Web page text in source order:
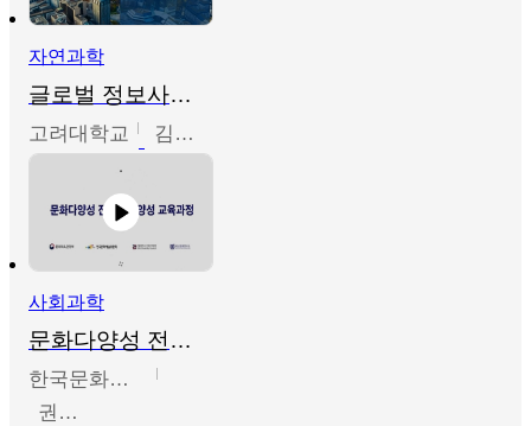
자연과학
글로벌 정보사회와 통계의 창의적 기능
고려대학교 김희영
사회과학
문화다양성 전문인력 양성 기본과정 - 문화다양성의 이해
한국문화예술교육진흥원
권숙인 외 8명